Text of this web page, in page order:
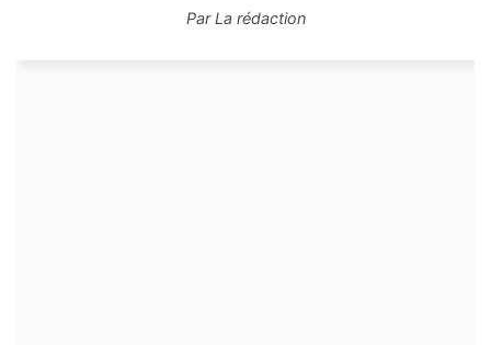
ParLa rédaction